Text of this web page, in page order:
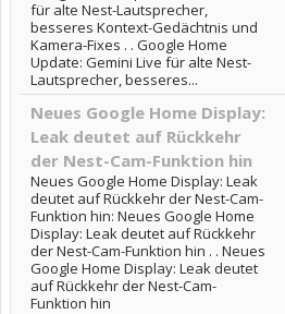
für alte Nest-Lautsprecher,
besseres Kontext-Gedächtnis und
Kamera-Fixes . . Google Home
Update: Gemini Live für alte Nest-
Lautsprecher, besseres...
Neues Google Home Display:
Leak deutet auf Rückkehr
der Nest-Cam-Funktion hin
Neues Google Home Display: Leak
deutet auf Rückkehr der Nest-Cam-
Funktion hin: Neues Google Home
Display: Leak deutet auf Rückkehr
der Nest-Cam-Funktion hin . . Neues
Google Home Display: Leak deutet
auf Rückkehr der Nest-Cam-
Funktion hin